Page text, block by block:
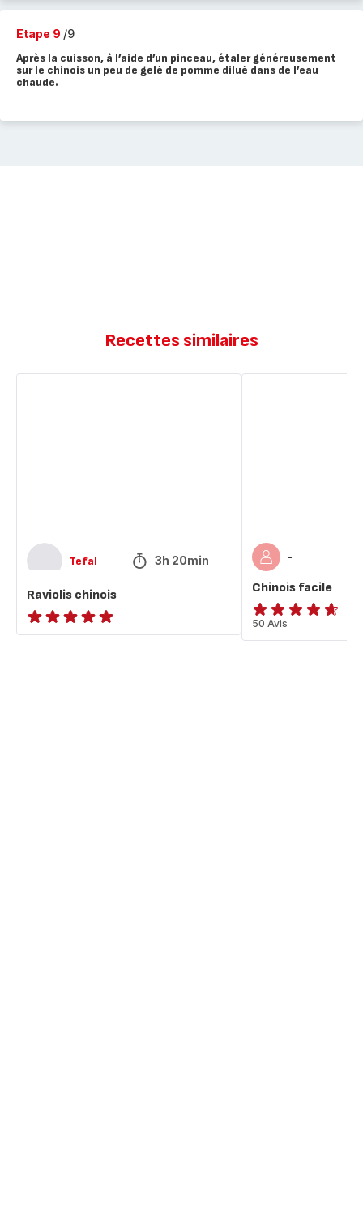
Etape 9 /9
Après la cuisson, à l’aide d’un pinceau, étaler généreusement
sur le chinois un peu de gelé de pomme dilué dans de l’eau
chaude.
Recettes similaires
Tefal 3h 20min
Raviolis chinois
ratings.NaN
-
Chinois facile
ratings.4.6
50 Avis